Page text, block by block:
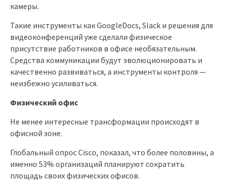
камеры.
Такие инструменты как GoogleDocs, Slack и решения для
видеоконференций уже сделали физическое
присутствие работников в офисе необязательным.
Средства коммуникации будут эволюционировать и
качественно развиваться, а инструменты контроля —
неизбежно усиливаться.
Физический офис
Не менее интересные трансформации происходят в
офисной зоне.
Глобальный опрос Cisco, показал, что более половины, а
именно 53% организаций планируют сократить
площадь своих физических офисов.